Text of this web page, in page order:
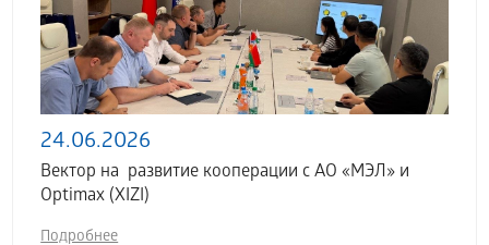
24.06.2026
Вектор на развитие кооперации с АО «МЭЛ» и
Optimax (XIZI)
Подробнее